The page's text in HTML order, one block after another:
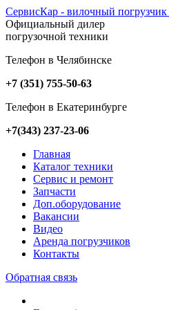
СервисКар - вилочный погрузчик
Официальный дилер
погрузочной техники
Телефон в Челябинске
+7 (351) 755-50-63
Телефон в Екатеринбурге
+7(343) 237-23-06
Главная
Каталог техники
Сервис и ремонт
Запчасти
Доп.оборудование
Вакансии
Видео
Аренда погрузчиков
Контакты
Обратная связь